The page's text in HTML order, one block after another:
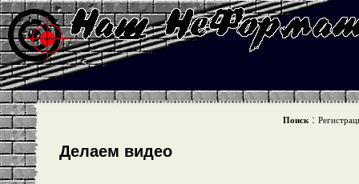
Поиск :
Делаем видео